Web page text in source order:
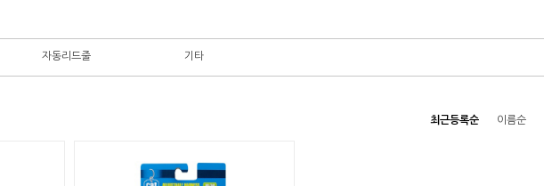
자동리드줄 기타
최근등록순 이름순